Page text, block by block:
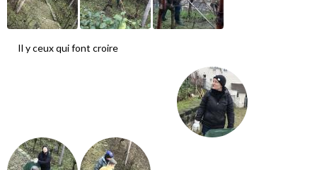
Il y ceux qui font croire